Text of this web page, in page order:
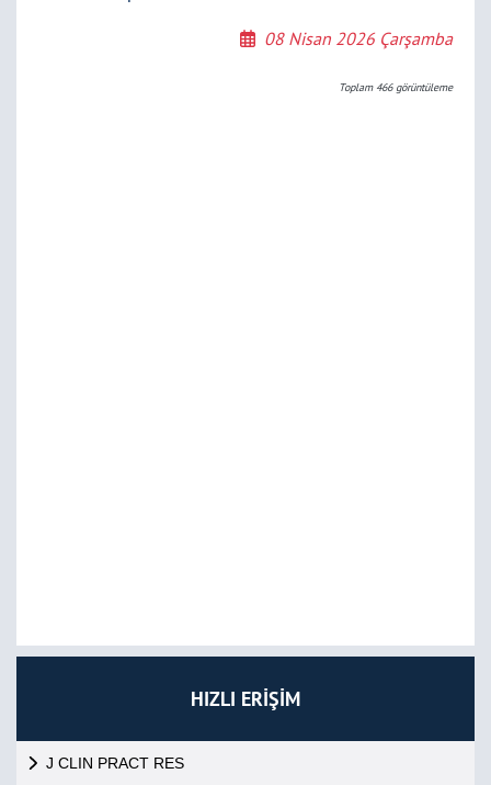
HIZLI ERİŞİM
J CLIN PRACT RES
08 Nisan 2026 Çarşamba
Toplam 466görüntüleme